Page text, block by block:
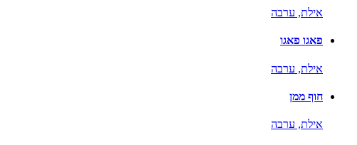
אילת, ערבה
פאגו פאגו
אילת, ערבה
חוף ממן
אילת, ערבה